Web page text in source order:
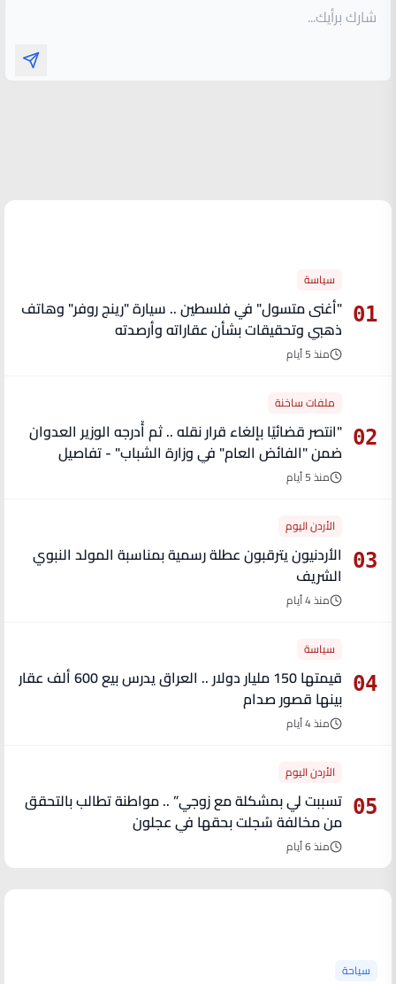
01
سياسة
"أغنى متسول" في فلسطين .. سيارة "رينج روفر" وهاتف
ذهبي وتحقيقات بشأن عقاراته وأرصدته
منذ 5 أيام
02
ملفات ساخنة
"انتصر قضائيًا بإلغاء قرار نقله .. ثم أُدرجه الوزير العدوان
ضمن "الفائض العام" في وزارة الشباب" - تفاصيل
منذ 5 أيام
03
الأردن اليوم
الأردنيون يترقبون عطلة رسمية بمناسبة المولد النبوي
الشريف
منذ 4 أيام
04
سياسة
قيمتها 150 مليار دولار .. العراق يدرس بيع 600 ألف عقار
بينها قصور صدام
منذ 4 أيام
05
الأردن اليوم
تسببت لي بمشكلة مع زوجي” .. مواطنة تطالب بالتحقق
من مخالفة سُجلت بحقها في عجلون
منذ 6 أيام
سياحة